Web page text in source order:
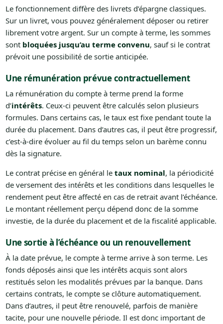
Le fonctionnement diffère des livrets d’épargne classiques.
Sur un livret, vous pouvez généralement déposer ou retirer
librement votre argent. Sur un compte à terme, les sommes
sont bloquées jusqu’au terme convenu, sauf si le contrat
prévoit une possibilité de sortie anticipée.
Une rémunération prévue contractuellement
La rémunération du compte à terme prend la forme
d’intérêts. Ceux-ci peuvent être calculés selon plusieurs
formules. Dans certains cas, le taux est fixe pendant toute la
durée du placement. Dans d’autres cas, il peut être progressif,
c’est-à-dire évoluer au fil du temps selon un barème connu
dès la signature.
Le contrat précise en général le taux nominal, la périodicité
de versement des intérêts et les conditions dans lesquelles le
rendement peut être affecté en cas de retrait avant l’échéance.
Le montant réellement perçu dépend donc de la somme
investie, de la durée du placement et de la fiscalité applicable.
Une sortie à l’échéance ou un renouvellement
À la date prévue, le compte à terme arrive à son terme. Les
fonds déposés ainsi que les intérêts acquis sont alors
restitués selon les modalités prévues par la banque. Dans
certains contrats, le compte se clôture automatiquement.
Dans d’autres, il peut être renouvelé, parfois de manière
tacite, pour une nouvelle période. Il est donc important de